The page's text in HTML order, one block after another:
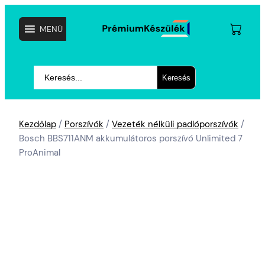
MENÜ
Keresés
Keresés
Kezdőlap / Porszívók / Vezeték nélküli padlóporszívók /
Bosch BBS711ANM akkumulátoros porszívó Unlimited 7
ProAnimal